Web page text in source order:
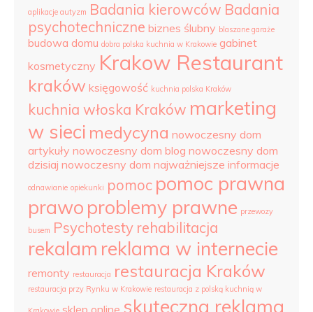
aplikacje autyzm Badania kierowców Badania
psychotechniczne biznes ślubny blaszane garaże
budowa domu dobra polska kuchnia w Krakowie gabinet
kosmetyczny Krakow Restaurant
kraków księgowość kuchnia polska Kraków
kuchnia włoska Kraków marketing
w sieci medycyna nowoczesny dom
artykuły nowoczesny dom blog nowoczesny dom
dzisiaj nowoczesny dom najważniejsze informacje
odnawianie opiekunki pomoc pomoc prawna
prawo problemy prawne przewozy
busem Psychotesty rehabilitacja
rekalam reklama w internecie
remonty restauracja restauracja Kraków
restauracja przy Rynku w Krakowie restauracja z polską kuchnią w
sklep online skuteczna reklama